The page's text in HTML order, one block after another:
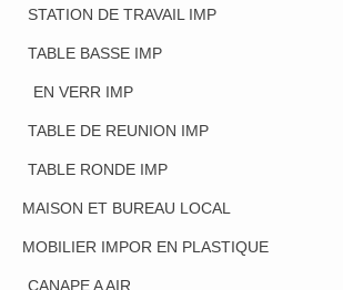
STATION DE TRAVAIL IMP
TABLE BASSE IMP
EN VERR IMP
TABLE DE REUNION IMP
TABLE RONDE IMP
MAISON ET BUREAU LOCAL
MOBILIER IMPOR EN PLASTIQUE
CANAPE A AIR